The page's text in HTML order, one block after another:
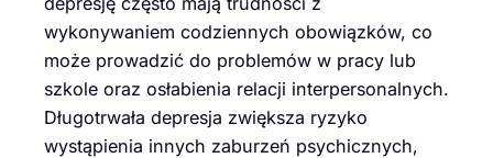
wykonywaniem codziennych obowiązków, co
może prowadzić do problemów w pracy lub
szkole oraz osłabienia relacji interpersonalnych.
Długotrwała depresja zwiększa ryzyko
wystąpienia innych zaburzeń psychicznych,